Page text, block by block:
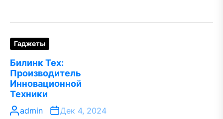
Гаджеты
Билинк Тех:
Производитель
Инновационной
Техники
admin Дек 4, 2024